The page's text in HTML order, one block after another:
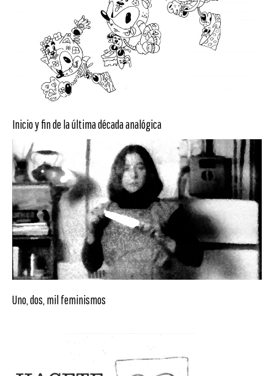
Inicio y fin de la última década analógica
Uno, dos, mil feminismos